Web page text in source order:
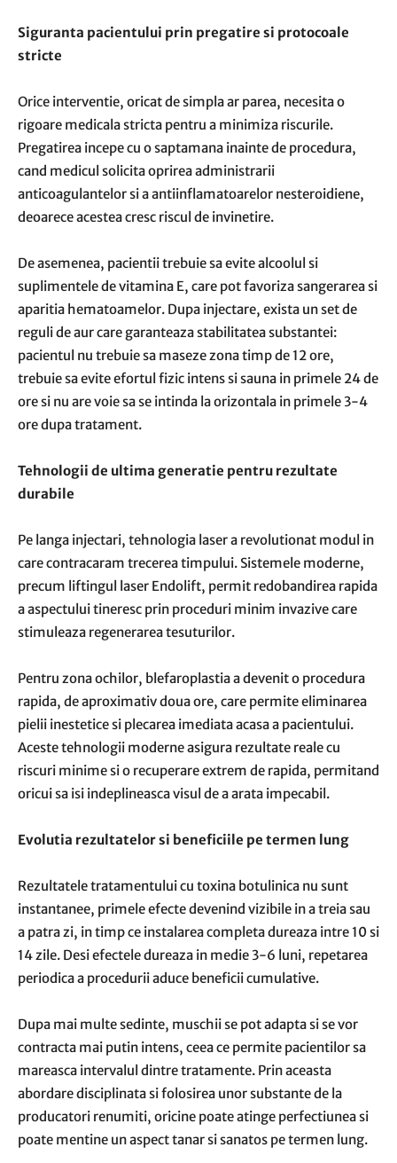
Siguranta pacientului prin pregatire si protocoale
stricte
Orice interventie, oricat de simpla ar parea, necesita o
rigoare medicala stricta pentru a minimiza riscurile.
Pregatirea incepe cu o saptamana inainte de procedura,
cand medicul solicita oprirea administrarii
anticoagulantelor si a antiinflamatoarelor nesteroidiene,
deoarece acestea cresc riscul de invinetire.
De asemenea, pacientii trebuie sa evite alcoolul si
suplimentele de vitamina E, care pot favoriza sangerarea si
aparitia hematoamelor. Dupa injectare, exista un set de
reguli de aur care garanteaza stabilitatea substantei:
pacientul nu trebuie sa maseze zona timp de 12 ore,
trebuie sa evite efortul fizic intens si sauna in primele 24 de
ore si nu are voie sa se intinda la orizontala in primele 3-4
ore dupa tratament.
Tehnologii de ultima generatie pentru rezultate
durabile
Pe langa injectari, tehnologia laser a revolutionat modul in
care contracaram trecerea timpului. Sistemele moderne,
precum liftingul laser Endolift, permit redobandirea rapida
a aspectului tineresc prin proceduri minim invazive care
stimuleaza regenerarea tesuturilor.
Pentru zona ochilor, blefaroplastia a devenit o procedura
rapida, de aproximativ doua ore, care permite eliminarea
pielii inestetice si plecarea imediata acasa a pacientului.
Aceste tehnologii moderne asigura rezultate reale cu
riscuri minime si o recuperare extrem de rapida, permitand
oricui sa isi indeplineasca visul de a arata impecabil.
Evolutia rezultatelor si beneficiile pe termen lung
Rezultatele tratamentului cu toxina botulinica nu sunt
instantanee, primele efecte devenind vizibile in a treia sau
a patra zi, in timp ce instalarea completa dureaza intre 10 si
14 zile. Desi efectele dureaza in medie 3-6 luni, repetarea
periodica a procedurii aduce beneficii cumulative.
Dupa mai multe sedinte, muschii se pot adapta si se vor
contracta mai putin intens, ceea ce permite pacientilor sa
mareasca intervalul dintre tratamente. Prin aceasta
abordare disciplinata si folosirea unor substante de la
producatori renumiti, oricine poate atinge perfectiunea si
poate mentine un aspect tanar si sanatos pe termen lung.